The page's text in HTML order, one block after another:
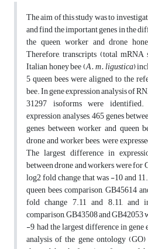
The aim of this study was to
and find the important genes in the
the queen, worker and drone
Therefore, transcripts (total mRNA
Italian honey bee (A. m. ligustica)
5 queen bees were aligned to the
bee. In gene expression analysis of
31297 isoforms were
expression analyses, 465 genes
genes between worker and queen
drone and worker bees, were
The largest difference in
between drone and workers were
log2 fold change that was -10 and
queen bees comparison, GB45614
fold change 7.11 and 8.11, and
comparison, GB43508 and
-9, had the largest difference in
analysis of the gene ontology